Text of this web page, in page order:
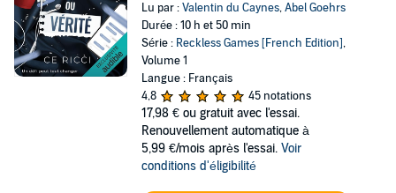
Lu par :Valentin du Caynes,Abel Goehrs
Durée : 10 h et 50 min
Série : Reckless Games [French Edition],
Volume 1
Langue : Français
4,8
45 notations
17,98 € ou gratuit avec l'essai.
Renouvellement automatique à
5,99 €/mois après l'essai. Voir
conditions d'éligibilité